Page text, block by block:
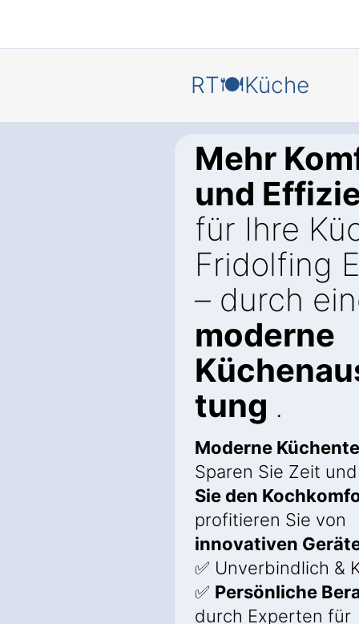
RT🍽️Küche
Mehr
und
für Ihre
Fridolfing
– durch
moderne
tung .
Moderne
Sparen Sie Zeit
Sie den
profitieren Sie von
innovativen
✅ Unverbindlich &
✅ Persönliche
durch Experten für